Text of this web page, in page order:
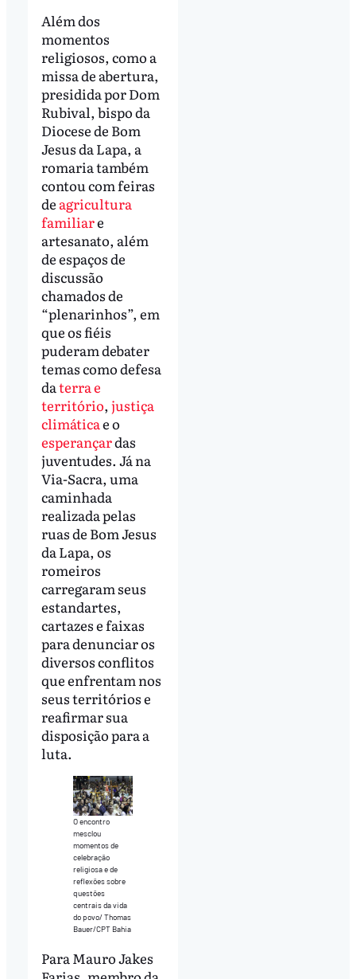
Além dos
momentos
religiosos, como a
missa de abertura,
presidida por Dom
Rubival, bispo da
Diocese de Bom
Jesus da Lapa, a
romaria também
contou com feiras
de agricultura
familiare
artesanato, além
de espaços de
discussão
chamados de
“plenarinhos”, em
que os fiéis
puderam debater
temas como defesa
daterra e
território, justiça
climáticae o
esperançardas
juventudes. Já na
Via-Sacra, uma
caminhada
realizada pelas
ruas de Bom Jesus
da Lapa, os
romeiros
carregaram seus
estandartes,
cartazes e faixas
para denunciar os
diversos conflitos
que enfrentam nos
seus territórios e
reafirmar sua
disposição para a
luta.
O encontro
mesclou
momentos de
celebração
religiosa e de
reflexões sobre
questões
centrais da vida
do povo/ Thomas
Bauer/CPT Bahia
Para Mauro Jakes